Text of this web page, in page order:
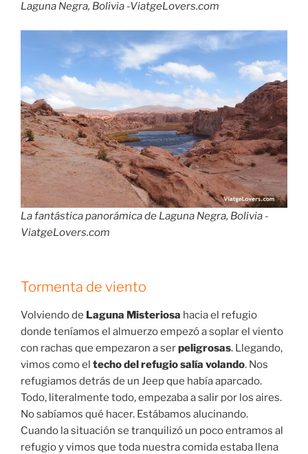
Laguna Negra, Bolivia -ViatgeLovers.com
La fantástica panorámica de Laguna Negra, Bolivia -
ViatgeLovers.com
Tormenta de viento
Volviendo de Laguna Misteriosa hacia el refugio
donde teníamos el almuerzo empezó a soplar el viento
con rachas que empezaron a serpeligrosas. Llegando,
vimos como el techo del refugio salía volando. Nos
refugiamos detrás de un Jeep que había aparcado.
Todo, literalmente todo, empezaba a salir por los aires.
No sabíamos qué hacer. Estábamos alucinando.
Cuando la situación se tranquilizó un poco entramos al
refugio y vimos que toda nuestra comida estaba llena